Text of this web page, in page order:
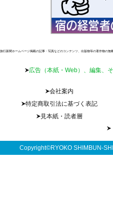
旅行新聞ホームページ掲載の記事・写真などのコンテンツ、出版物等の著作物の無
広告（本紙・Web）、編集、
会社案内
特定商取引法に基づく表記
見本紙・読者層
Copyright©RYOKO SHIMBUN-